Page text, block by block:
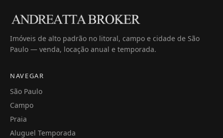
Imóveis de alto padrão no litoral, campo e cidade de São
Paulo — venda, locação anual e temporada.
NAVEGAR
São Paulo
Campo
Praia
Aluguel Temporada